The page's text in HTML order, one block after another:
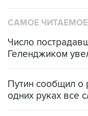
Число
Путин сообщил о
ФСБ сообщила о